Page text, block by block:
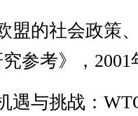
盟的社会政策
参考》，2001
遇与挑战：